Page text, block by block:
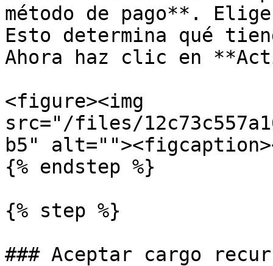
método de pago**.
Esto determina qué
Ahora haz clic en
<figure><img
src="/files/
b5"
{% endstep %}
{% step %}
### Aceptar cargo